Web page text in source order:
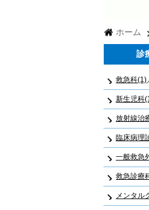
ホーム
診
救急科(1)
新生児科
放射線治
臨床病理
一般救急
救急診療
メンタル